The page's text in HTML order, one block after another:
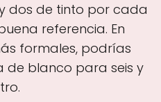
dos de tinto por cada
referencia. En
formales, podrías
de blanco para seis y